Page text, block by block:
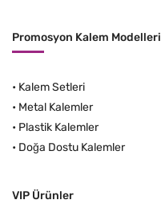
Promosyon Kalem Modelleri
• Kalem Setleri
• Metal Kalemler
• Plastik Kalemler
• Doğa Dostu Kalemler
VIP Ürünler